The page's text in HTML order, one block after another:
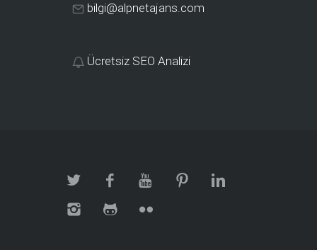
bilgi@alpnetajans.com
Ücretsiz SEO Analizi